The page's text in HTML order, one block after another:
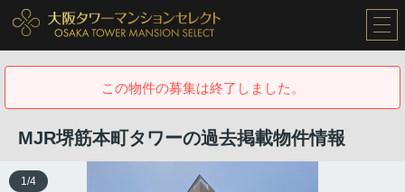
この物件の募集は終了しました。
MJR堺筋本町タワーの過去掲載物件情報
1 /4